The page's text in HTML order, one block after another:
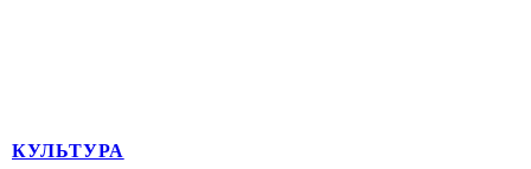
КУЛЬТУРА